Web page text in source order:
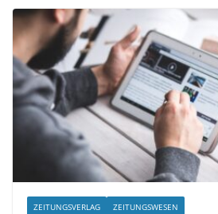
ZEITUNGSVERLAG ZEITUNGSWESEN